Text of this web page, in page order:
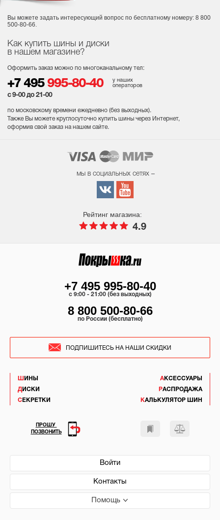
Как купить шины и диски
в нашем магазине?
Оформить заказ можно по многоканальному тел:
+7 495 995-80-40
у наших
операторов
с 9-00 до 21-00
по московскому времени ежедневно (без выходных).
Также Вы можете круглосуточно купить шины через Интернет,
оформив свой заказ на нашем сайте.
Вы можете задать интересующий вопрос по бесплатному номеру: 8 800
500-80-66.
мы в социальных сетях –
Рейтинг магазина:
4.9
ШИНЫ
ДИСКИ
СЕКРЕТКИ
АКСЕССУАРЫ
РАСПРОДАЖА
КАЛЬКУЛЯТОР ШИН
Войти
Контакты
Помощь
+7 495 995-80-40
c 9:00 - 21:00 (без выходных)
8 800 500-80-66
по России (бесплатно)
ПОДПИШИТЕСЬ НА НАШИ СКИДКИ
ПРОШУ
ПОЗВОНИТЬ